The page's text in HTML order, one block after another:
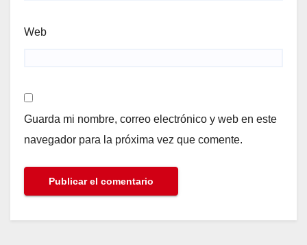
Web
Guarda mi nombre, correo electrónico y web en este
navegador para la próxima vez que comente.